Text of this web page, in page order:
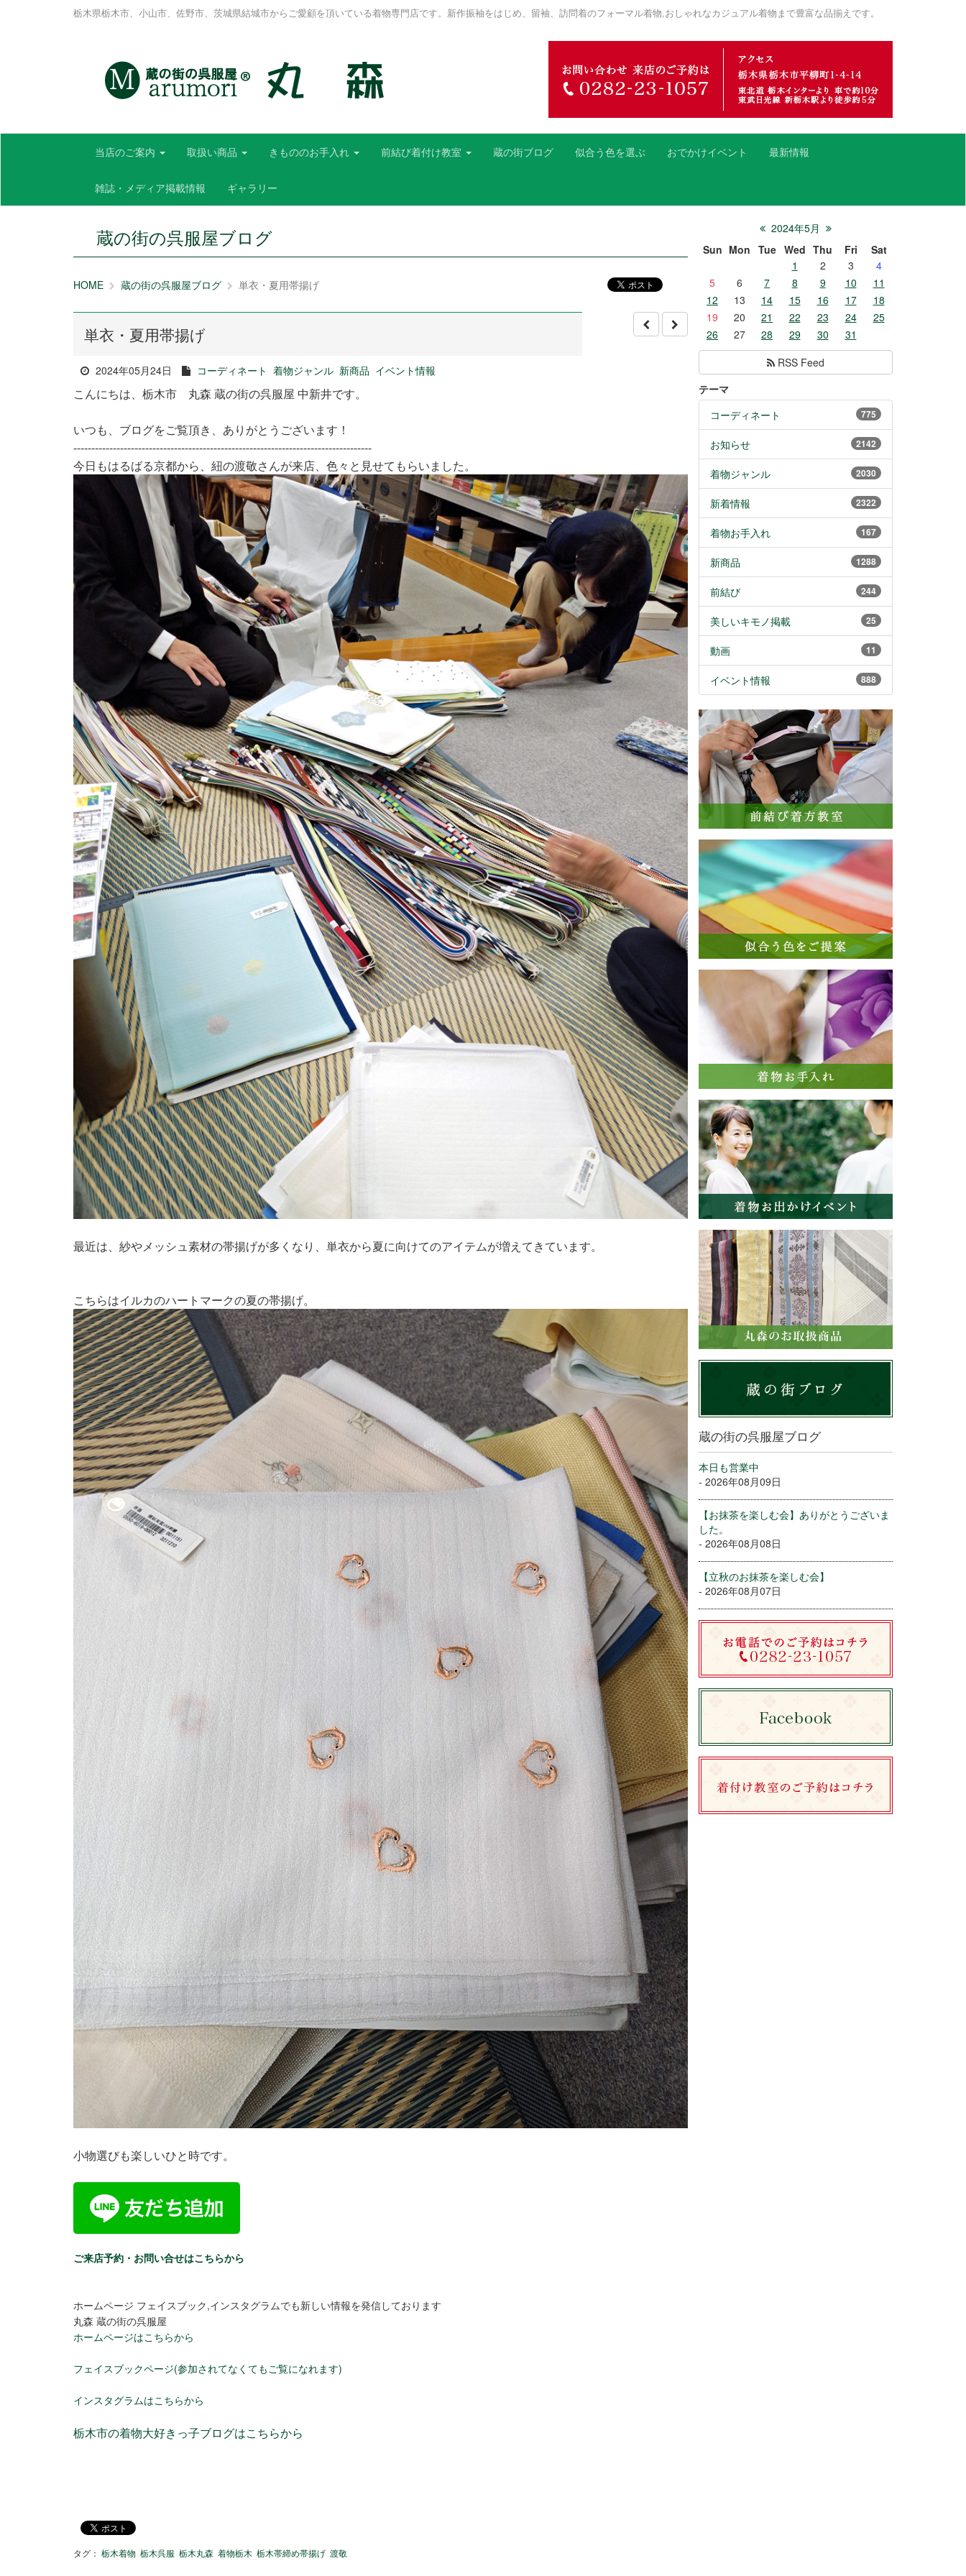
栃木県栃木市、小山市、佐野市、茨城県結城市からご愛顧を頂いている着物専門店です。新作振袖をはじめ、留袖、訪問着のフォーマル着物,おしゃれなカジュアル着物まで豊富な品揃えです。
当店のご案内 取扱い商品 きもののお手入れ 前結び着付け教室 蔵の街ブログ 似合う色を選ぶ おでかけイベント 最新情報
雑誌・メディア掲載情報 ギャラリー
蔵の街の呉服屋ブログ
HOME 蔵の街の呉服屋ブログ 単衣・夏用帯揚げ
単衣・夏用帯揚げ
2024年05月24日 コーディネート 着物ジャンル 新商品 イベント情報
こんにちは、栃木市 丸森 蔵の街の呉服屋 中新井です。
いつも、ブログをご覧頂き、ありがとうございます！
-----------------------------------------------------------------------------------
今日もはるばる京都から、紐の渡敬さんが来店、色々と見せてもらいました。
最近は、紗やメッシュ素材の帯揚げが多くなり、単衣から夏に向けてのアイテムが増えてきています。
こちらはイルカのハートマークの夏の帯揚げ。
小物選びも楽しいひと時です。
ご来店予約・お問い合せはこちらから
ホームページ フェイスブック,インスタグラムでも新しい情報を発信しております
丸森 蔵の街の呉服屋
ホームページはこちらから
フェイスブックページ(参加されてなくてもご覧になれます)
インスタグラムはこちらから
栃木市の着物大好きっ子ブログはこちらから
タグ： 栃木着物 栃木呉服 栃木丸森 着物栃木 栃木帯締め帯揚げ 渡敬
2024年5月
Sun Mon Tue Wed Thu Fri
Sat
1
2 3
4
5
6 7 8 9 10
11
12
13 14 15 16 17
18
19
20 21 22 23 24
25
26
27 28 29 30
31
RSS Feed
テーマ
775
コーディネート
2142
お知らせ
2030
着物ジャンル
2322
新着情報
167
着物お手入れ
1288
新商品
244
前結び
25
美しいキモノ掲載
11
動画
888
イベント情報
蔵の街の呉服屋ブログ
本日も営業中
- 2026年08月09日
【お抹茶を楽しむ会】ありがとうございま
した。
- 2026年08月08日
【立秋のお抹茶を楽しむ会】
- 2026年08月07日